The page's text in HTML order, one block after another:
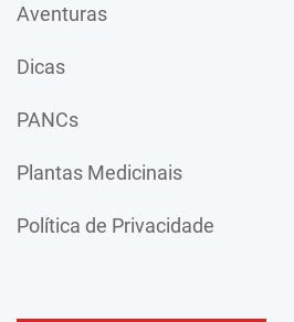
Aventuras
Dicas
PANCs
Plantas Medicinais
Política de Privacidade